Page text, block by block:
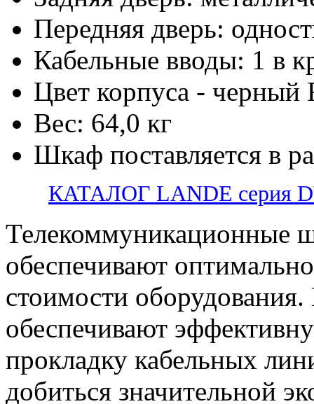
Передняя дверь:
Кабельные вводы: 1 в
Цвет корпуса - черный
Вес: 64,0 кг
Шкаф поставляется в
КАТАЛОГ LANDE серия
Телекоммуникационные
обеспечивают
стоимости
обеспечивают
прокладку кабельных
добиться значительной